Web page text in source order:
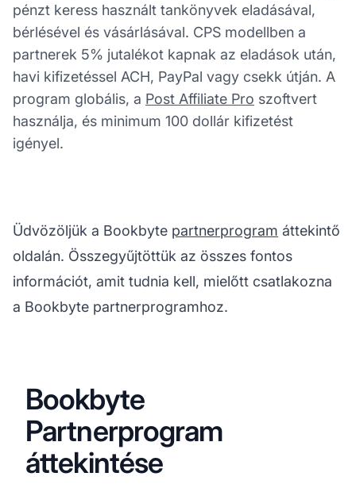
pénzt keress használt tankönyvek eladásával,
bérlésével és vásárlásával. CPS modellben a
partnerek 5% jutalékot kapnak az eladások után,
havi kifizetéssel ACH, PayPal vagy csekk útján. A
program globális, a Post Affiliate Pro szoftvert
használja, és minimum 100 dollár kifizetést
igényel.
Üdvözöljük a Bookbyte partnerprogram áttekintő
oldalán. Összegyűjtöttük az összes fontos
információt, amit tudnia kell, mielőtt csatlakozna
a Bookbyte partnerprogramhoz.
Bookbyte
Partnerprogram
áttekintése